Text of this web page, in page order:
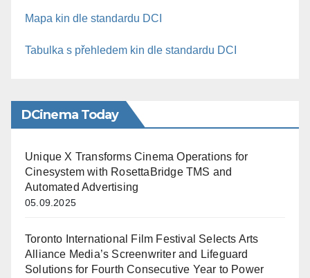
Mapa kin dle standardu DCI
Tabulka s přehledem kin dle standardu DCI
DCinema Today
Unique X Transforms Cinema Operations for
Cinesystem with RosettaBridge TMS and
Automated Advertising
05.09.2025
Toronto International Film Festival Selects Arts
Alliance Media’s Screenwriter and Lifeguard
Solutions for Fourth Consecutive Year to Power